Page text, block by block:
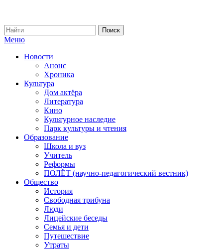
Меню
Новости
Анонс
Хроника
Культура
Дом актёра
Литература
Кино
Культурное наследие
Парк культуры и чтения
Образование
Школа и вуз
Учитель
Реформы
ПОЛЁТ (научно-педагогический вестник)
Общество
История
Свободная трибуна
Люди
Лицейские беседы
Семья и дети
Путешествие
Утраты